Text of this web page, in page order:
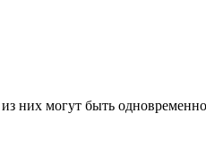
них могут быть